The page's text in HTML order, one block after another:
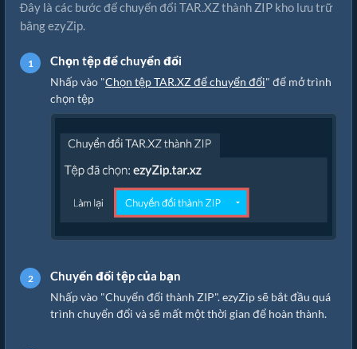
Đây là các bước để chuyển đổi TAR.XZ thành ZIP kho lưu trữ
bằng ezyZip.
Chọn tệp để chuyển đổi
Nhấp vào "Chọn tệp TAR.XZ để chuyển đổi" để mở trình
chọn tệp
Chuyển đổi tệp của bạn
Nhấp vào "Chuyển đổi thành ZIP". ezyZip sẽ bắt đầu quá
trình chuyển đổi và sẽ mất một thời gian để hoàn thành.